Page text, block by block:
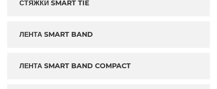
СТЯЖКИ SMART TIE
ЛЕНТА SMART BAND
ЛЕНТА SMART BAND COMPACT